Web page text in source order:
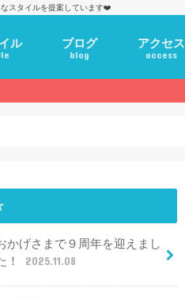
スタイルを提案しています❤️
ル ブログ
blog
アクセス
access
かげさまで９周年を迎えまし
！
2025.11.08